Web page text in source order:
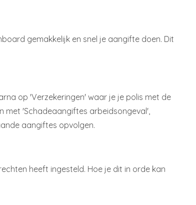
gemakkelijk en snel je aangifte doen. Dit
op 'Verzekeringen' waar je je polis met de
met 'Schadeaangiftes arbeidsongeval',
aangiftes opvolgen.
heeft ingesteld. Hoe je dit in orde kan